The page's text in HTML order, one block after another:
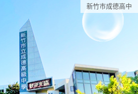
新竹巿成德高中